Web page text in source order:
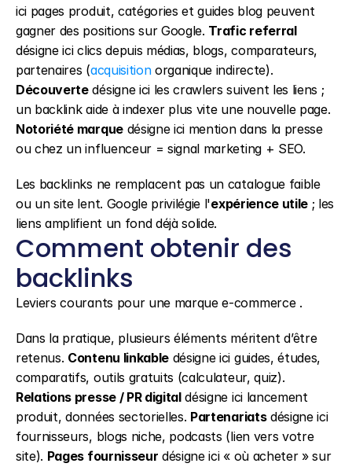
ici pages produit, catégories et guides blog peuvent
gagner des positions sur Google. Trafic referral
désigne ici clics depuis médias, blogs, comparateurs,
partenaires (acquisition
Découverte désigne ici les crawlers suivent les liens ;
Notoriété marque désigne ici mention dans la presse
ou chez un influenceur = signal marketing + SEO.
Les backlinks ne remplacent pas un catalogue faible
ou un site lent. Google privilégie l'expérience utile ; les
liens amplifient un fond déjà solide.
Comment obtenir des
backlinks
Leviers courants pour une marque e-commerce .
Dans la pratique, plusieurs éléments méritent d’être
retenus. Contenu linkable désigne ici guides, études,
Relations presse / PR digital désigne ici lancement
produit, données sectorielles. Partenariats désigne ici
fournisseurs, blogs niche, podcasts (lien vers votre
site). Pages fournisseur désigne ici « où acheter » sur